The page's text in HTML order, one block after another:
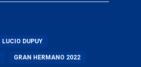
LUCIO DUPUY
GRAN HERMANO 2022